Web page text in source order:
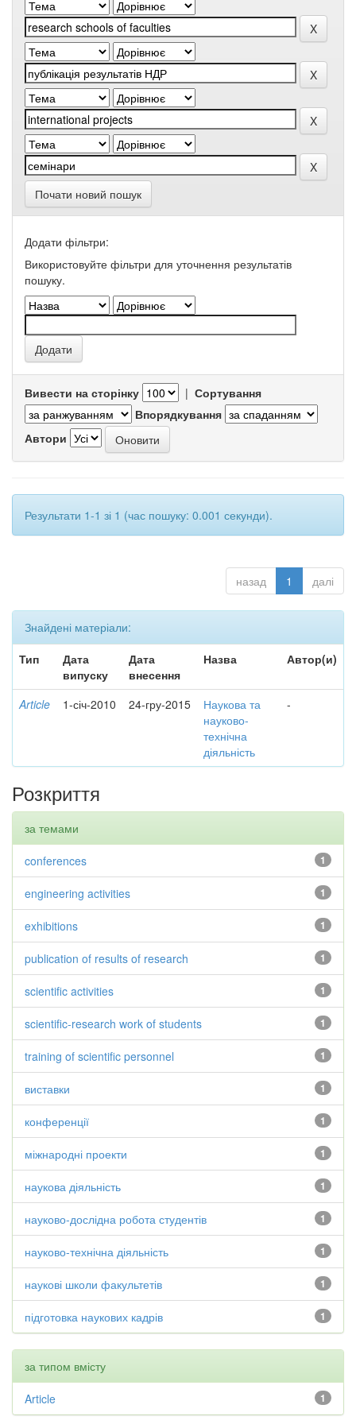
Почати новий пошук
Додати фільтри:
Використовуйте фільтри для уточнення результатів
пошуку.
Вивести на сторінку | Сортування
Впорядкування
Автори
Результати 1-1 зі 1 (час пошуку: 0.001 секунди).
назад 1 далі
Знайдені матеріали:
Тип
Дата
випуску
Дата
внесення
Назва Автор(и)
Article 1-січ-2010 24-гру-2015
Наукова та
науково-
технічна
діяльність
-
Розкриття
за темами
1
conferences
1
engineering activities
1
exhibitions
1
publication of results of research
1
scientific activities
1
scientific-research work of students
1
training of scientific personnel
1
виставки
1
конференції
1
міжнародні проекти
1
наукова діяльність
1
науково-дослідна робота студентів
1
науково-технічна діяльність
1
наукові школи факультетів
1
підготовка наукових кадрів
за типом вмісту
1
Article